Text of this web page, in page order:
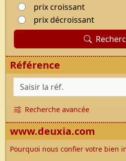
prix croissant
prix décroissant
Référence
Référence du bien
Recherche avancée
www.deuxia.com
Pourquoi nous confier votre bien